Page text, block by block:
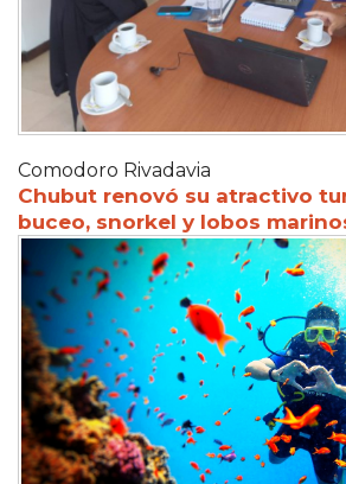
Comodoro Rivadavia
Chubut renovó su atractivo
buceo, snorkel y lobos